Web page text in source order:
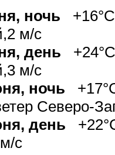
ночь
м/с
день
м/с
ночь
Северо-
день
с